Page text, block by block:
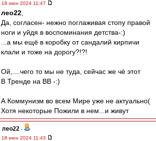
18 июн 2024 11:47
лео22
Да, согласен- нежно поглаживая стопу правой
ноги и уйдя в воспоминания детства-:)
...а мы ещё в коробку от сандалий кирпичи
клали и тоже на дорогу?!?!
Ой,....чего то мы не туда, сейчас же чё этот
В Тренде на ВВ -:)
А Коммунизм во всем Мире уже не актуально(
Хотя некоторые Пожили в нем...и живут
лео22 -
18 июн 2024 11:43